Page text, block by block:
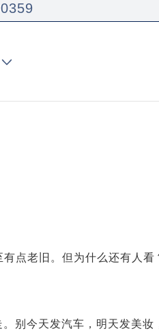
点老旧。但为什么还有人看
今天发汽车，明天发美妆